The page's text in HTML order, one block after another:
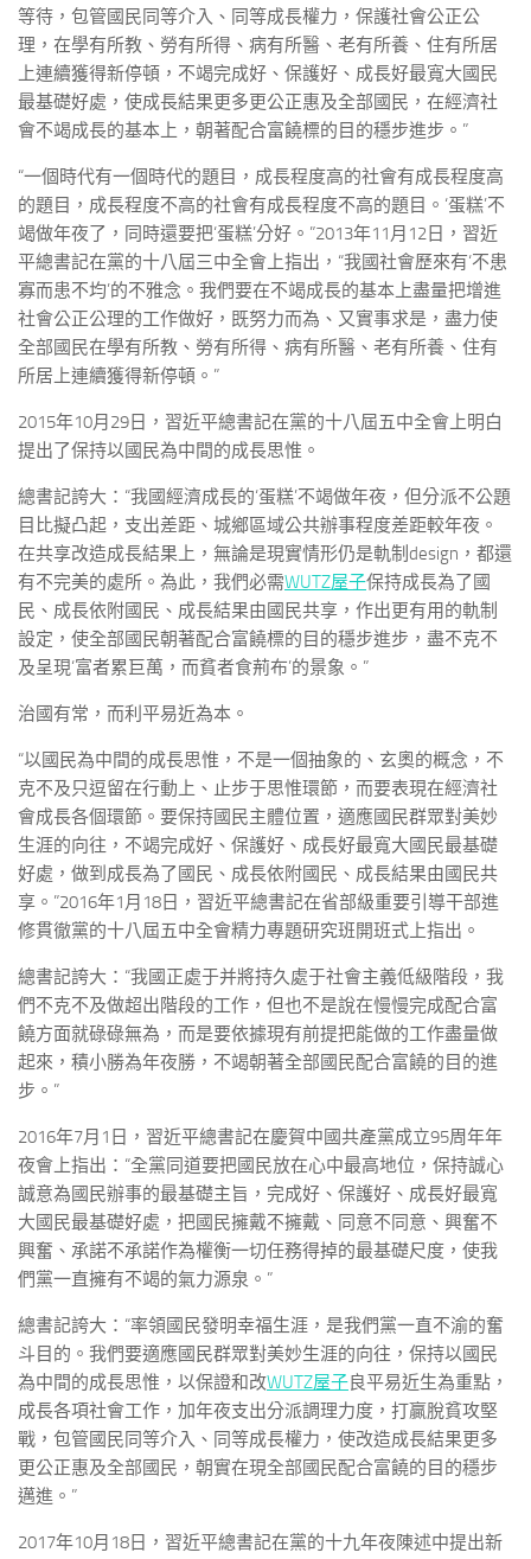
等待，包管國民同等介入、同等成長權力，保護社會公正公
理，在學有所教、勞有所得、病有所醫、老有所養、住有所居
上連續獲得新停頓，不竭完成好、保護好、成長好最寬大國民
最基礎好處，使成長結果更多更公正惠及全部國民，在經濟社
會不竭成長的基本上，朝著配合富饒標的目的穩步進步。”
“一個時代有一個時代的題目，成長程度高的社會有成長程度高
的題目，成長程度不高的社會有成長程度不高的題目。‘蛋糕’不
竭做年夜了，同時還要把‘蛋糕’分好。”2013年11月12日，習近
平總書記在黨的十八屆三中全會上指出，“我國社會歷來有‘不患
寡而患不均’的不雅念。我們要在不竭成長的基本上盡量把增進
社會公正公理的工作做好，既努力而為、又實事求是，盡力使
全部國民在學有所教、勞有所得、病有所醫、老有所養、住有
所居上連續獲得新停頓。”
2015年10月29日，習近平總書記在黨的十八屆五中全會上明白
提出了保持以國民為中間的成長思惟。
總書記誇大：“我國經濟成長的‘蛋糕’不竭做年夜，但分派不公題
目比擬凸起，支出差距、城鄉區域公共辦事程度差距較年夜。
在共享改造成長結果上，無論是現實情形仍是軌制design，都還
有不完美的處所。為此，我們必需WUTZ屋子保持成長為了國
民、成長依附國民、成長結果由國民共享，作出更有用的軌制
設定，使全部國民朝著配合富饒標的目的穩步進步，盡不克不
及呈現‘富者累巨萬，而貧者食荊布’的景象。”
治國有常，而利平易近為本。
“以國民為中間的成長思惟，不是一個抽象的、玄奧的概念，不
克不及只逗留在行動上、止步于思惟環節，而要表現在經濟社
會成長各個環節。要保持國民主體位置，適應國民群眾對美妙
生涯的向往，不竭完成好、保護好、成長好最寬大國民最基礎
好處，做到成長為了國民、成長依附國民、成長結果由國民共
享。”2016年1月18日，習近平總書記在省部級重要引導干部進
修貫徹黨的十八屆五中全會精力專題研究班開班式上指出。
總書記誇大：“我國正處于并將持久處于社會主義低級階段，我
們不克不及做超出階段的工作，但也不是說在慢慢完成配合富
饒方面就碌碌無為，而是要依據現有前提把能做的工作盡量做
起來，積小勝為年夜勝，不竭朝著全部國民配合富饒的目的進
步。”
2016年7月1日，習近平總書記在慶賀中國共產黨成立95周年年
夜會上指出：“全黨同道要把國民放在心中最高地位，保持誠心
誠意為國民辦事的最基礎主旨，完成好、保護好、成長好最寬
大國民最基礎好處，把國民擁戴不擁戴、同意不同意、興奮不
興奮、承諾不承諾作為權衡一切任務得掉的最基礎尺度，使我
們黨一直擁有不竭的氣力源泉。”
總書記誇大：“率領國民發明幸福生涯，是我們黨一直不渝的奮
斗目的。我們要適應國民群眾對美妙生涯的向往，保持以國民
為中間的成長思惟，以保證和改WUTZ屋子良平易近生為重點，
成長各項社會工作，加年夜支出分派調理力度，打贏脫貧攻堅
戰，包管國民同等介入、同等成長權力，使改造成長結果更多
更公正惠及全部國民，朝實在現全部國民配合富饒的目的穩步
邁進。”
2017年10月18日，習近平總書記在黨的十九年夜陳述中提出新